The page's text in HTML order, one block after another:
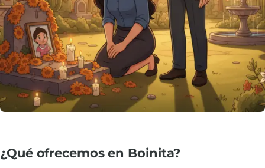
¿Qué ofrecemos en Boinita?